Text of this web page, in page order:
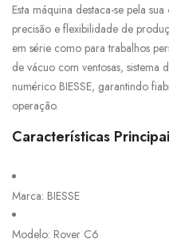
Esta máquina destaca-se pela sua
precisão e flexibilidade de
em série como para trabalhos
de vácuo com ventosas,
numérico BIESSE, garantindo
operação.
Características
Marca: BIESSE
Modelo: Rover C6